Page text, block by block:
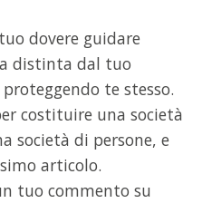
dovere guidare
distinta dal tuo
te stesso.
costituire una società
società di persone, e
articolo.
tuo commento su